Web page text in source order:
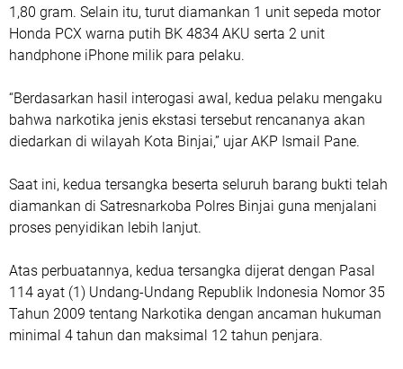
1,80 gram. Selain itu, turut diamankan 1 unit sepeda motor
Honda PCX warna putih BK 4834 AKU serta 2 unit
handphone iPhone milik para pelaku.
“Berdasarkan hasil interogasi awal, kedua pelaku mengaku
bahwa narkotika jenis ekstasi tersebut rencananya akan
diedarkan di wilayah Kota Binjai,” ujar AKP Ismail Pane.
Saat ini, kedua tersangka beserta seluruh barang bukti telah
diamankan di Satresnarkoba Polres Binjai guna menjalani
proses penyidikan lebih lanjut.
Atas perbuatannya, kedua tersangka dijerat dengan Pasal
114 ayat (1) Undang-Undang Republik Indonesia Nomor 35
Tahun 2009 tentang Narkotika dengan ancaman hukuman
minimal 4 tahun dan maksimal 12 tahun penjara.